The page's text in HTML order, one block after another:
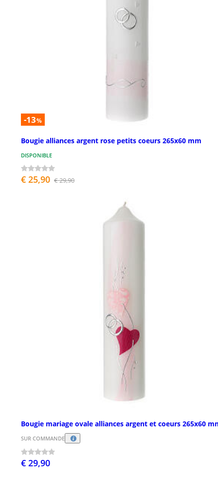
-13%
Bougie alliances argent rose petits coeurs 265x60 mm
DISPONIBLE
€ 25,90 € 29,90
Bougie mariage ovale alliances argent et coeurs 265x60
SUR COMMANDE
€ 29,90